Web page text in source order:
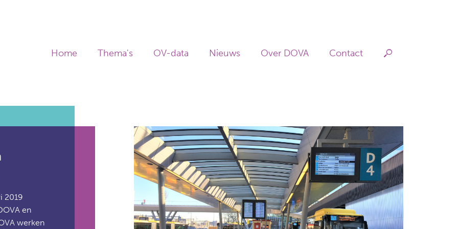
Home Thema's OV-data Nieuws Over DOVA Contact
2019
en
werken